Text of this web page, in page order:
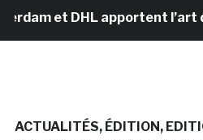
DHL apportent l’art dans
ACTUALITÉS ÉDITION